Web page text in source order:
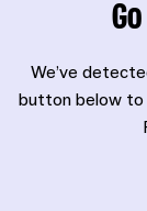
sahnesindeki
ve
keşif
60 kulüp
sosyal
We’ve
button below to